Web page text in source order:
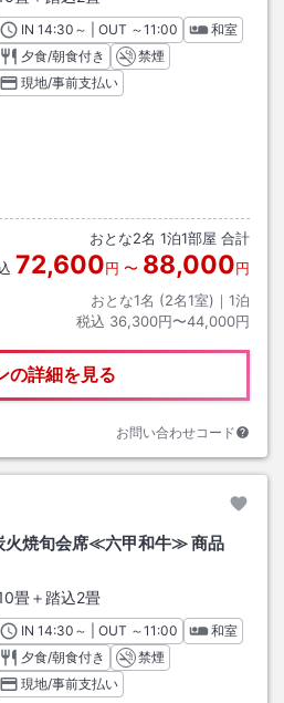
INチェックイン
14:30 ～ | OUT チェックアウト
～11:00
和室
夕食/朝食付き
禁煙
現地/事前支払い
おとな2名 1泊1部屋 合計
72,600円 〜 88,000円
おとな1名 (2名1室)｜ 1泊
税込 36,300円〜44,000円
の詳細を見る
お問い合わせコード
火焼旬会席≪六甲和牛≫ 商品
畳＋踏込2畳
INチェックイン
14:30 ～ | OUT チェックアウト
～11:00
和室
夕食/朝食付き
禁煙
現地/事前支払い